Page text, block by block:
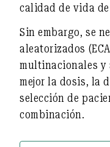
calidad de vida
Sin embargo, se
aleatorizados
multinacionales y
mejor la dosis, la
selección de
combinación.